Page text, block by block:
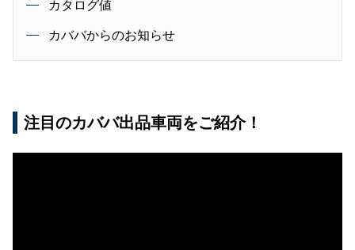
カタログ値
カババからのお知らせ
注目のカババ出品車両をご紹介！